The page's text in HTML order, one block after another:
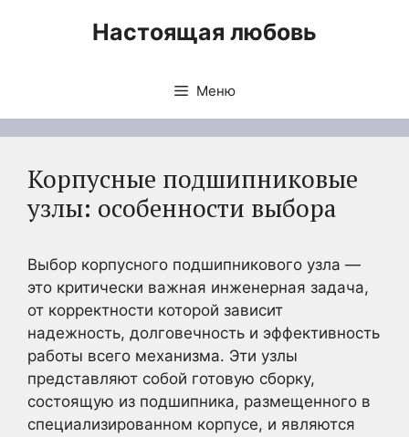
Настоящая любовь
Меню
Корпусные подшипниковые
узлы: особенности выбора
Выбор корпусного подшипникового узла —
это критически важная инженерная задача,
от корректности которой зависит
надежность, долговечность и эффективность
работы всего механизма. Эти узлы
представляют собой готовую сборку,
состоящую из подшипника, размещенного в
специализированном корпусе, и являются